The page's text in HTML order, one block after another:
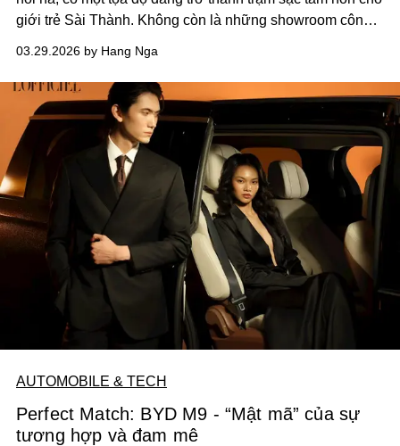
giới trẻ Sài Thành. Không còn là những showroom công
vận hành đã khẳng định vị thế của một "lifestyle hub" thực
thụ, nơi công nghệ thấu cảm đan xen vào từng hơi thở
của đời sống đương đại.
03.29.2026 by Hang Nga
AUTOMOBILE & TECH
Perfect Match: BYD M9 - “Mật mã” của sự
tương hợp và đam mê